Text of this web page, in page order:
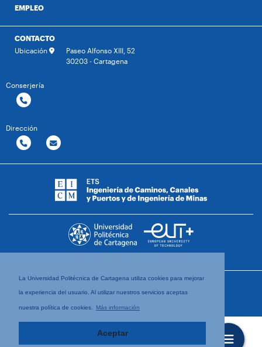
La Universidad Politécnica de Cartagena utiliza cookies para mejorar
la experiencia del usuario. Al utilizar nuestros servicios aceptas
nuestra política de cookies. Más información
Aceptar
EMPLEO
CONTACTO
Ubicación
Paseo Alfonso XIII, 52
30203 - Cartagena
Conserjería
Dirección